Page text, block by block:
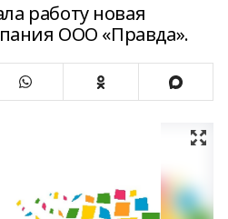
работу новая
ООО «Правда».